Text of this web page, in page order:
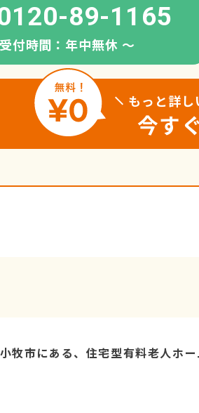
89-1165
受付時間：年中無休 〜
もっと詳し
今す
牧市にある、住宅型有料老人ホー